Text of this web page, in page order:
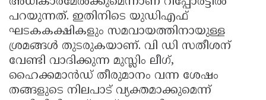
പറയുന്നത്. ഇതിനിടെ യുഡിഎഫ്
ഘടകകക്ഷികളും സമവായത്തിനായുള്ള
ശ്രമങ്ങൾ തുടരുകയാണ്. വി ഡി സതീശന്
വേണ്ടി വാദിക്കുന്ന മുസ്ലിം ലീഗ്,
ഹൈക്കമാൻഡ് തീരുമാനം വന്ന ശേഷം
തങ്ങളുടെ നിലപാട് വ്യക്തമാക്കുമെന്ന്